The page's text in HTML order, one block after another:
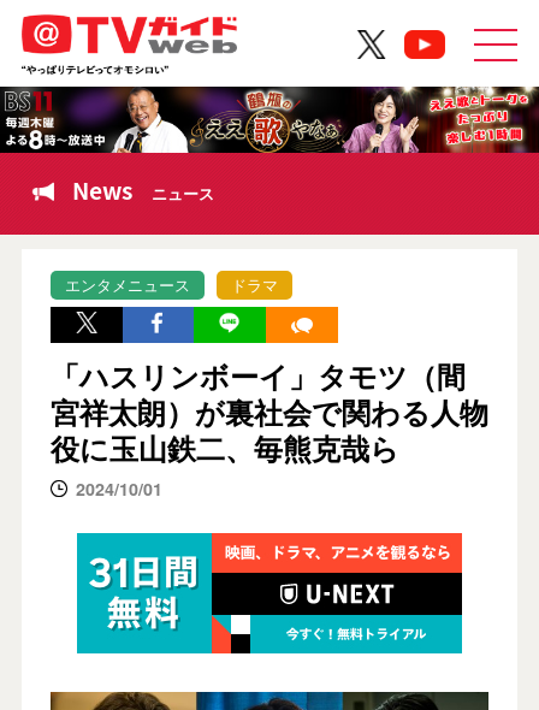
News ニュース
エンタメニュース ドラマ
「ハスリンボーイ」タモツ（間
宮祥太朗）が裏社会で関わる人物
役に玉山鉄二、毎熊克哉ら
2024/10/01